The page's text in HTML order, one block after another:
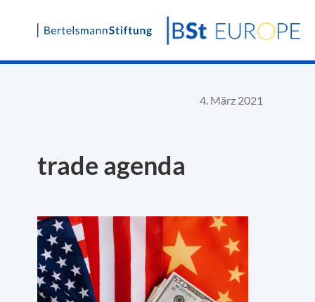
Skip
4. März 2021
trade agenda